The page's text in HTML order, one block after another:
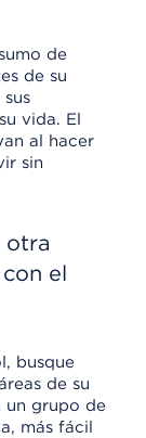
de
de su
vida. El
al hacer
sin
otra
el
busque
de su
un grupo de
más fácil